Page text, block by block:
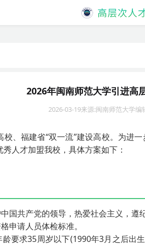
2026年闽南师范大学引进高
2026-03-19来源:闽南师范大学编
、福建省“双一流”建设高校。为进
人才加盟我校，具体方案如下：
国共产党的领导，热爱社会主义，遵
申请人员体检标准。
龄要求35周岁以下(1990年3月之后出